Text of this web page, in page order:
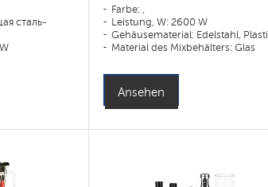
сталь-
Farbe: ,
Leistung, W: 2600 W
Gehäusematerial: Edelstahl,
Material des Mixbehälters: Glas
Ansehen